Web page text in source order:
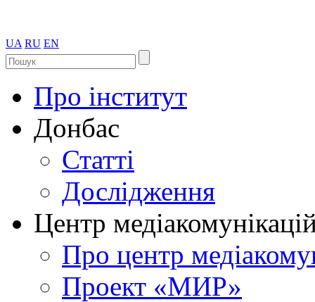
UA RU EN
Про інститут
Донбас
Статті
Дослідження
Центр
Про центр
Проект «МИР»